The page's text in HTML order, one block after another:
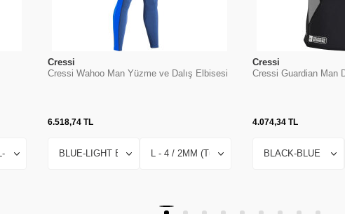
Cressi
Cressi Wahoo Man Yüzme ve Dalış Elbisesi
6.518,74TL
Cressi
Cressi Guardian Man
4.074,34 TL